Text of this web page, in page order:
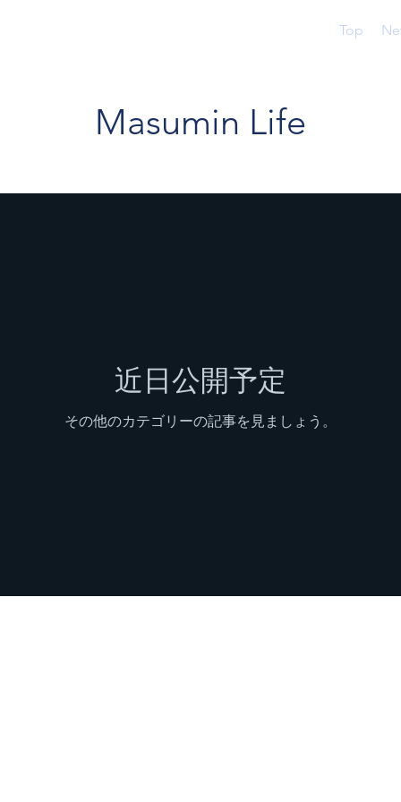
Top
Masumin Life
近日公開予定
その他のカテゴリーの記事を見ましょう。